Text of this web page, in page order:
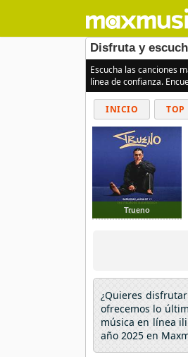
Disfruta y
Escucha las canciones
línea de confianza.
INICIO TOP
Trueno
¿Quieres
ofrecemos lo
música en línea
año 2025 en